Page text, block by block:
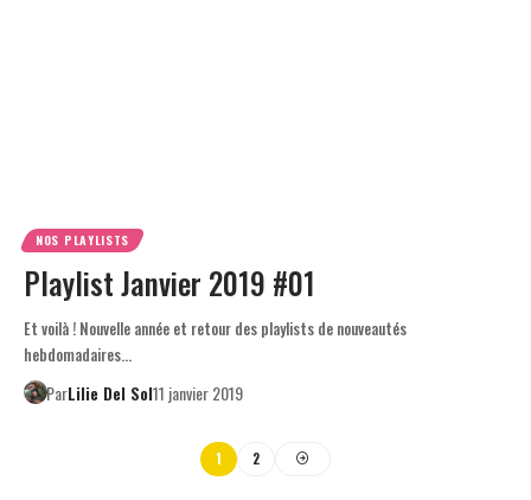
NOS PLAYLISTS
Playlist Janvier 2019 #01
Et voilà ! Nouvelle année et retour des playlists de nouveautés
hebdomadaires…
ParLilie Del Sol11 janvier 2019
1 2